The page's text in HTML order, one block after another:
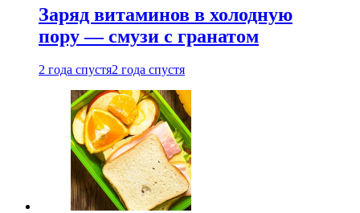
Заряд витаминов в холодную
пору — смузи с гранатом
2 года спустя2 года спустя